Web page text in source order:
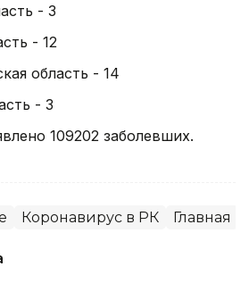
- 3
- 12
область - 14
- 3
109202 заболевших.
Коронавирус в РК Главная